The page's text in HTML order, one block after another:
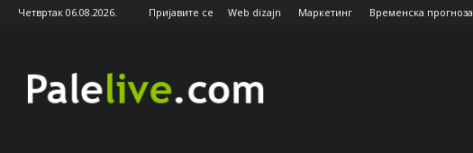
Четвртак 06.08.2026. Пријавите се Web dizajn Маркетинг Временска прогноза